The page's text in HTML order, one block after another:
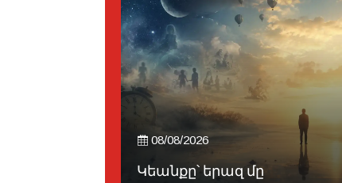
08/08/2026
Հանդիսապետութեամբ ԱՄՆ
Արեւմտեան Թեմի Առա...